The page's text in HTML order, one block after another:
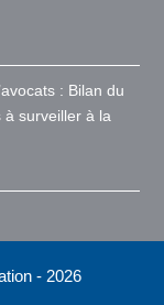
: Bilan du
surveiller à la
- 2026